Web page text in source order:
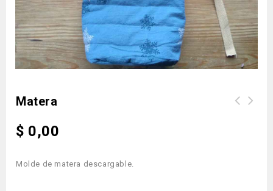
Matera
$ 0,00
Molde de matera descargable.